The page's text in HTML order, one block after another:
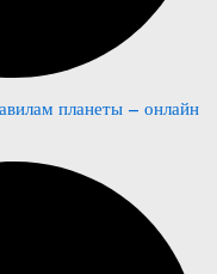
планеты – онлайн